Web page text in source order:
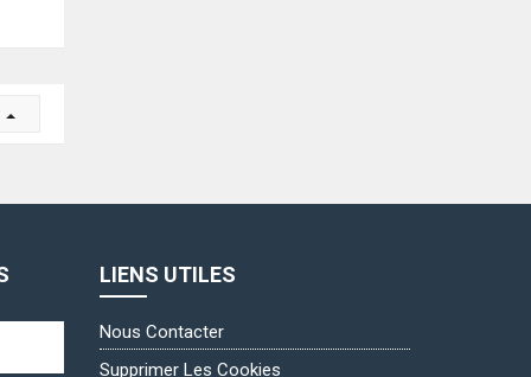
LIENS UTILES
Nous Contacter
Supprimer Les Cookies